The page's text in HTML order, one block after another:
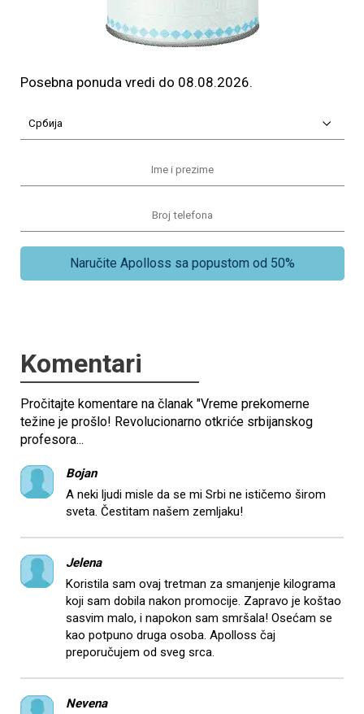
Posebna ponuda vredi do 08.08.2026.
Naručite Apolloss sa popustom od 50%
Komentari
Pročitajte komentare na članak "Vreme prekomerne
težine je prošlo! Revolucionarno otkriće srbijanskog
profesora...
Bojan
A neki ljudi misle da se mi Srbi ne ističemo širom
sveta. Čestitam našem zemljaku!
Jelena
Koristila sam ovaj tretman za smanjenje kilograma
koji sam dobila nakon promocije. Zapravo je koštao
sasvim malo, i napokon sam smršala! Osećam se
kao potpuno druga osoba. Apolloss čaj
preporučujem od sveg srca.
Nevena